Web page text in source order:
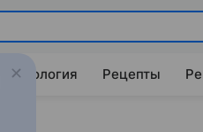
Психология Рецепты